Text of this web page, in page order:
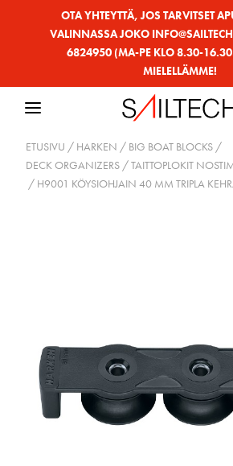
OTA YHTEYTTÄ, JOS TARVITSET
VALINNASSA JOKO
6824950 (MA-PE KLO 8.30-
MIELELLÄMME!
ETUSIVU / HARKEN / BIG BOAT BLOCKS /
DECK ORGANIZERS / TAITTOPLOKIT
/ H9001 KÖYSIOHJAIN 40 MM TRIPLA